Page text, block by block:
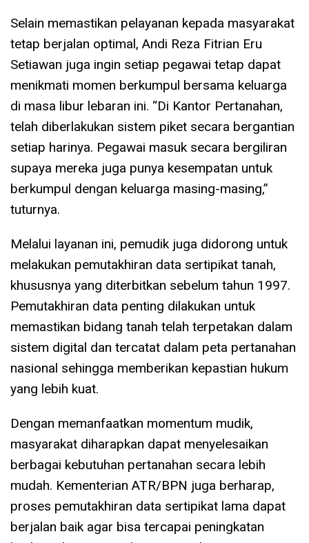
Selain memastikan pelayanan kepada masyarakat
tetap berjalan optimal, Andi Reza Fitrian Eru
Setiawan juga ingin setiap pegawai tetap dapat
menikmati momen berkumpul bersama keluarga
di masa libur lebaran ini. “Di Kantor Pertanahan,
telah diberlakukan sistem piket secara bergantian
setiap harinya. Pegawai masuk secara bergiliran
supaya mereka juga punya kesempatan untuk
berkumpul dengan keluarga masing-masing,”
tuturnya.
Melalui layanan ini, pemudik juga didorong untuk
melakukan pemutakhiran data sertipikat tanah,
khususnya yang diterbitkan sebelum tahun 1997.
Pemutakhiran data penting dilakukan untuk
memastikan bidang tanah telah terpetakan dalam
sistem digital dan tercatat dalam peta pertanahan
nasional sehingga memberikan kepastian hukum
yang lebih kuat.
Dengan memanfaatkan momentum mudik,
masyarakat diharapkan dapat menyelesaikan
berbagai kebutuhan pertanahan secara lebih
mudah. Kementerian ATR/BPN juga berharap,
proses pemutakhiran data sertipikat lama dapat
berjalan baik agar bisa tercapai peningkatan